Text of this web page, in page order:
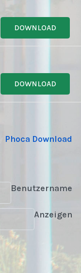
DOWNLOAD
DOWNLOAD
Phoca Download
Benutzername
Anzeigen